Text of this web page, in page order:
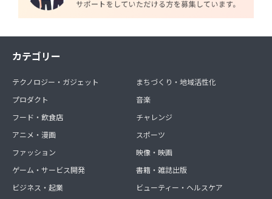
カテゴリー
テクノロジー・ガジェット
プロダクト
フード・飲食店
アニメ・漫画
ファッション
ゲーム・サービス開発
ビジネス・起業
まちづくり・地域活性化
音楽
チャレンジ
スポーツ
映像・映画
書籍・雑誌出版
ビューティー・ヘルスケア